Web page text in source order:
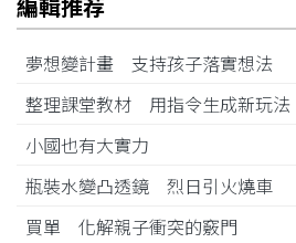
夢想變計畫 支持孩子落實想法
整理課堂教材 用指令生成新玩法
小國也有大實力
瓶裝水變凸透鏡 烈日引火燒車
買單 化解親子衝突的竅門